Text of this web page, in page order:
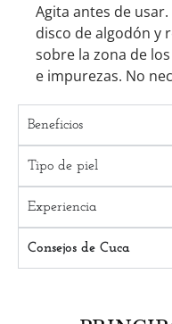
Agita antes de
disco de algodón y
sobre la zona de
e impurezas. No
Beneficios
Tipo de piel
Experiencia
Consejos de Cuca